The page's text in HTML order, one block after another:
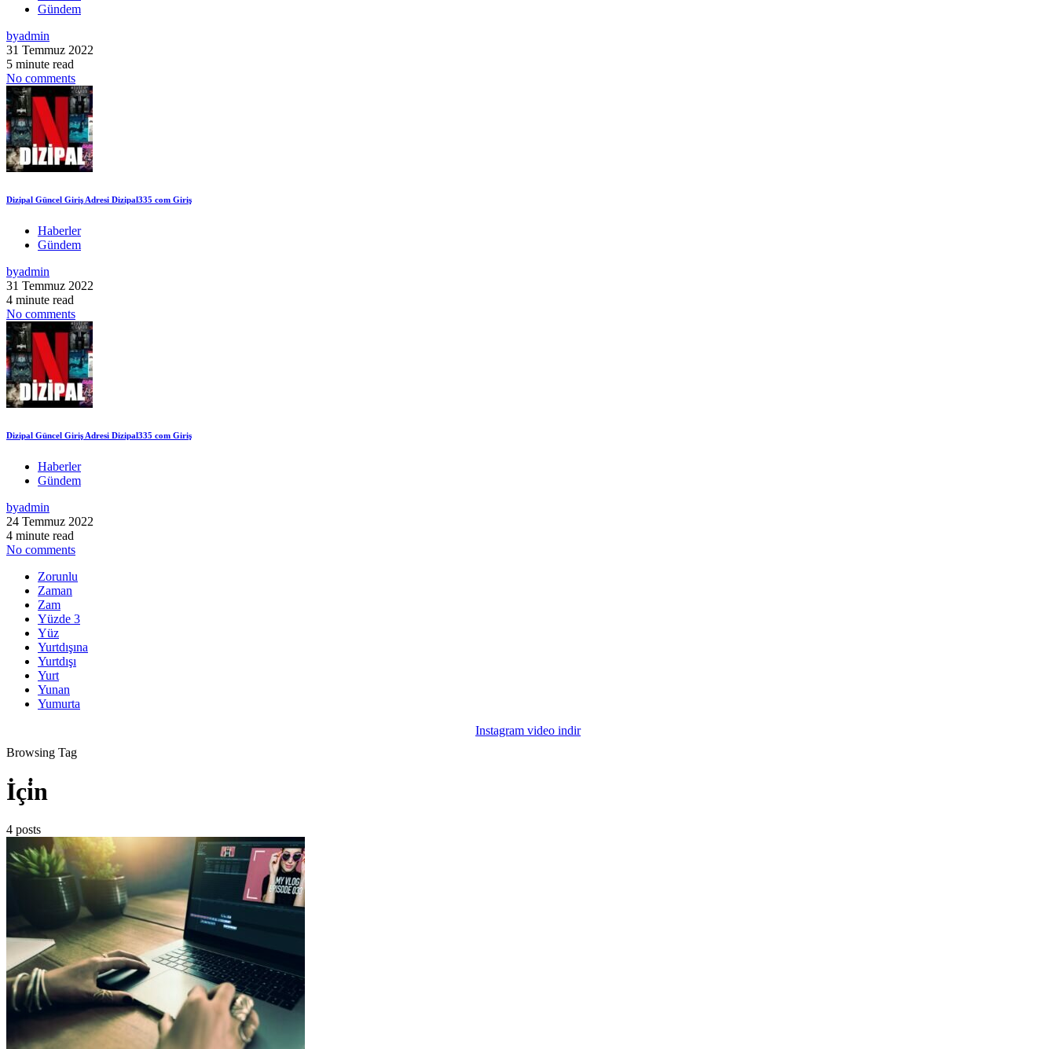
Gündem
byadmin
31 Temmuz 2022
5 minute read
No comments
Dizipal Güncel Giriş Adresi Dizipal335 com Giriş
Haberler
Gündem
byadmin
31 Temmuz 2022
4 minute read
No comments
Dizipal Güncel Giriş Adresi Dizipal335 com Giriş
Haberler
Gündem
byadmin
24 Temmuz 2022
4 minute read
No comments
Zorunlu
Zaman
Zam
Yüzde 3
Yüz
Yurtdışına
Yurtdışı
Yurt
Yunan
Yumurta
Instagram video indir
Browsing Tag
İçi̇n
4 posts